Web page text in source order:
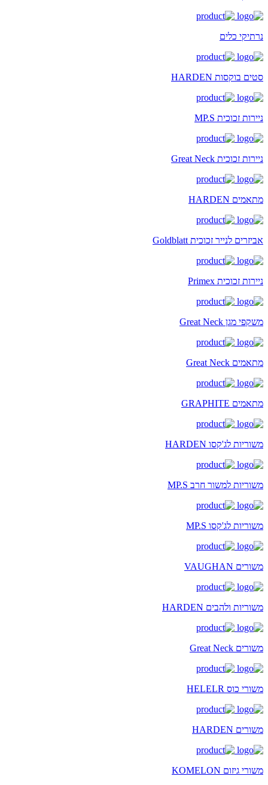
נרתיקי כלים
סטים בוקסות HARDEN
ניירות זכוכית MP.S
ניירות זכוכית Great Neck
מתאמים HARDEN
אביזרים לנייר זכוכית Goldblatt
ניירות זכוכית Primex
משקפי מגן Great Neck
מתאמים Great Neck
מתאמים GRAPHITE
משוריות לג'קסו HARDEN
משוריות למשור חרב MP.S
משוריות לג'קסו MP.S
משורים VAUGHAN
משוריות ולהבים HARDEN
משורים Great Neck
משורי כוס HELELR
משורים HARDEN
משורי גיזום KOMELON